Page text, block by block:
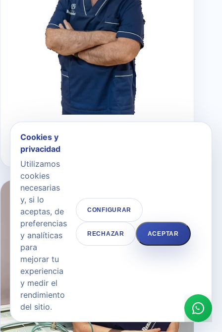
Dr. Joaquín García Aparicio
DIRECTOR MÉDICO Y CIRUJANO
Cookies y
privacidad
Utilizamos
cookies
necesarias
y, si lo
aceptas, de
preferencias
y analíticas
para
mejorar tu
experiencia
y medir el
rendimiento
del sitio.
CONFIGURAR
RECHAZAR ACEPTAR